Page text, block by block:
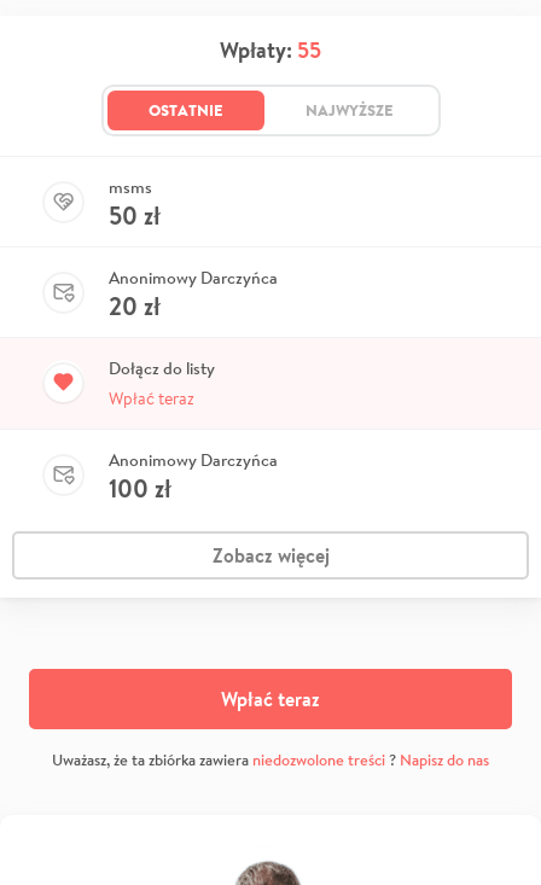
Wpłaty: 55
OSTATNIE NAJWYŻSZE
msms
50 zł
Anonimowy Darczyńca
20 zł
Dołącz do listy
Wpłać teraz
Anonimowy Darczyńca
100 zł
Zobacz więcej
Wpłać teraz
Uważasz, że ta zbiórka zawiera niedozwolone treści? Napisz do nas